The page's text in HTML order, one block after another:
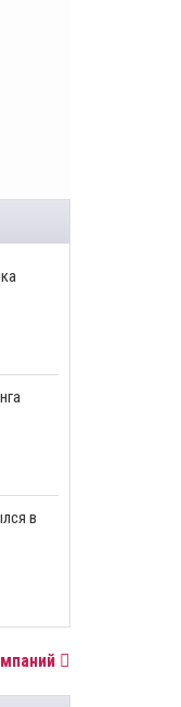
в